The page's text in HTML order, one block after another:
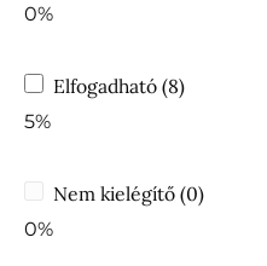
0%
Elfogadható (8)
5%
Nem kielégítő (0)
0%